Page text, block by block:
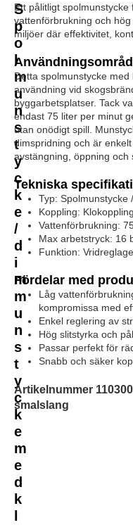
S
p
o
l
m
u
n
s
t
y
c
k
e
/
d
i
m
m
u
n
s
t
y
c
k
e
m
e
d
k
l
Ett pålitligt
vattenförbrukning och
miljöer där effektivitet,
Detta spolmunstycke
användning vid
byggarbetsplatser. Tack
endast 75 liter per minut
utan onödigt spill.
dimspridning och är
avstängning, öppning och
Tekniska
Typ: Spolmunstycke
Koppling:
Vattenförbrukning:
Max arbetstryck: 16
Funktion:
Fördelar med
Låg
kompromissa med
Enkel reglering av
Hög slitstyrka och
Passar perfekt för
Snabb och säker
Artikelnummer
smalslang